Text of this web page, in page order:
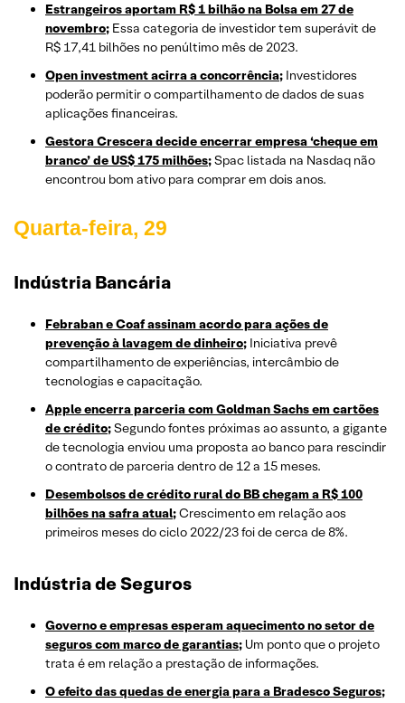
Estrangeiros aportam R$ 1 bilhão na Bolsa em 27 de
novembro; Essa categoria de investidor tem superávit de
R$ 17,41 bilhões no penúltimo mês de 2023.
Open investment acirra a concorrência; Investidores
poderão permitir o compartilhamento de dados de suas
aplicações financeiras.
Gestora Crescera decide encerrar empresa ‘cheque em
branco’ de US$ 175 milhões;Spac listada na Nasdaq não
encontrou bom ativo para comprar em dois anos.
Quarta-feira, 29
Indústria Bancária
Febraban e Coaf assinam acordo para ações de
prevenção à lavagem de dinheiro; Iniciativa prevê
compartilhamento de experiências, intercâmbio de
tecnologias e capacitação.
Apple encerra parceria com Goldman Sachs em cartões
de crédito;Segundo fontes próximas ao assunto, a gigante
de tecnologia enviou uma proposta ao banco para rescindir
o contrato de parceria dentro de 12 a 15 meses.
Desembolsos de crédito rural do BB chegam a R$ 100
bilhões na safra atual;Crescimento em relação aos
primeiros meses do ciclo 2022/23 foi de cerca de 8%.
Indústria de Seguros
Governo e empresas esperam aquecimento no setor de
seguros com marco de garantias; Um ponto que o projeto
trata é em relação a prestação de informações.
O efeito das quedas de energia para a Bradesco Seguros;